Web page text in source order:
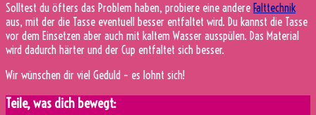
Solltest du öfters das Problem haben, probiere eine andere Falttechnik
aus, mit der die Tasse eventuell besser entfaltet wird. Du kannst die Tasse
vor dem Einsetzen aber auch mit kaltem Wasser ausspülen. Das Material
wird dadurch härter und der Cup entfaltet sich besser.
Wir wünschen dir viel Geduld – es lohnt sich!
Teile, was dich bewegt: